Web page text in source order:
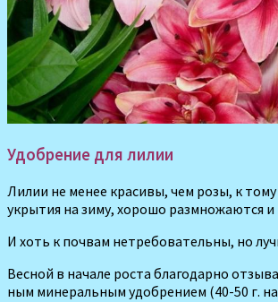
Удобрение для лилии
Лилии не менее красивы, чем розы, к тому
укрытия на зиму, хорошо размножаются и
И хоть к почвам нетребовательны, но
Весной в начале роста благодарно
ным минеральным удобрени­ем (40-50 г. на